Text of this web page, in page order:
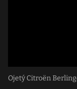
Ojetý Citroën